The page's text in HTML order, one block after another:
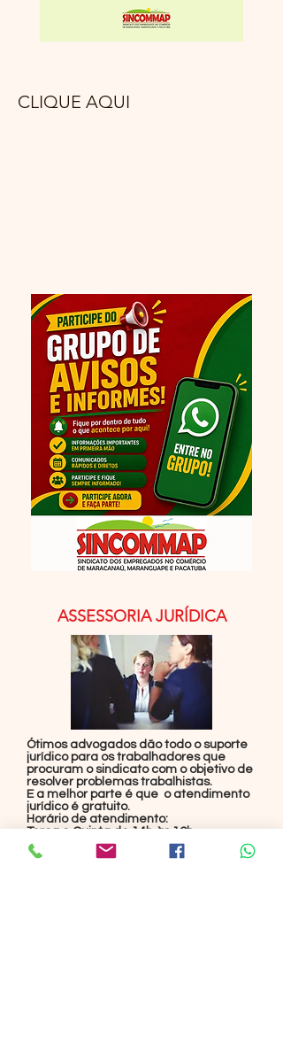
CLIQUE AQUI
ASSESSORIA JURÍDICA
Ótimos advogados dão todo o suporte
jurídico para os trabalhadores que
procuram o sindicato com o objetivo de
resolver problemas trabalhistas.
E a melhor parte é que o atendimento
jurídico é gratuito.
Horário de atendimento:
Terça e Quinta de 14h às 16h
Informações:85 3014 3037